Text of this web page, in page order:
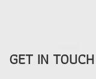
GET IN TOUCH